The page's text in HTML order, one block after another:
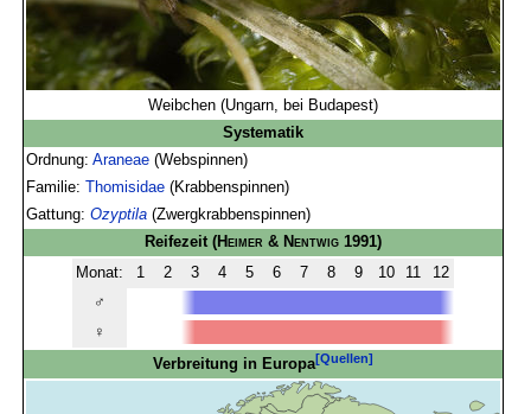
Weibchen (Ungarn, bei Budapest)
Systematik
Ordnung:Araneae (Webspinnen)
Familie:Thomisidae (Krabbenspinnen)
Gattung:Ozyptila (Zwergkrabbenspinnen)
Reifezeit(Heimer & Nentwig 1991)
Monat:
1 2 3 4 5 6 7 8 9 10 11
12
♂
♀
Verbreitung in Europa[Quellen]